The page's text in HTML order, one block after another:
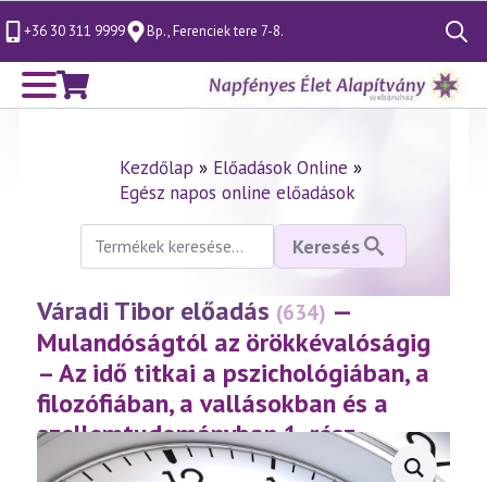
+36 30 311 9999 Bp., Ferenciek tere 7-8.
Search
for:
Kezdőlap » Előadások Online »
Egész napos online előadások
Keresés
következőre:
Keresés
Váradi Tibor előadás (634) —
Mulandóságtól az örökkévalóságig
– Az idő titkai a pszichológiában, a
filozófiában, a vallásokban és a
szellemtudományban 1. rész
(2013.04.14.)